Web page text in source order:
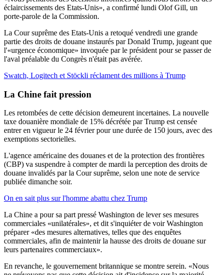
éclaircissements des Etats-Unis», a confirmé lundi Olof Gill, un
porte-parole de la Commission.
La Cour suprême des Etats-Unis a retoqué vendredi une grande
partie des droits de douane instaurés par Donald Trump, jugeant que
l'«urgence économique» invoquée par le président pour se passer de
l'aval préalable du Congrès n'était pas avérée.
Swatch, Logitech et Stöckli réclament des millions à Trump
La Chine fait pression
Les retombées de cette décision demeurent incertaines. La nouvelle
taxe douanière mondiale de 15% décrétée par Trump est censée
entrer en vigueur le 24 février pour une durée de 150 jours, avec des
exemptions sectorielles.
L'agence américaine des douanes et de la protection des frontières
(CBP) va suspendre à compter de mardi la perception des droits de
douane invalidés par la Cour suprême, selon une note de service
publiée dimanche soir.
On en sait plus sur l'homme abattu chez Trump
La Chine a pour sa part pressé Washington de lever ses mesures
commerciales «unilatérales», et dit s'inquiéter de voir Washington
préparer «des mesures alternatives, telles que des enquêtes
commerciales, afin de maintenir la hausse des droits de douane sur
leurs partenaires commerciaux».
En revanche, le gouvernement britannique se montre serein. «Nous